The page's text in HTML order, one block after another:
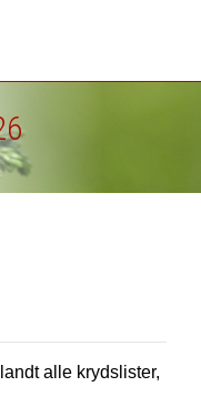
alle krydslister,